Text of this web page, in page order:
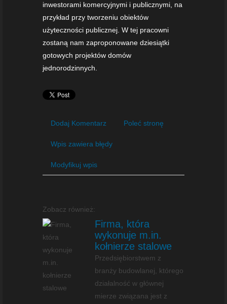
inwestorami komercyjnymi i publicznymi, na
przykład przy tworzeniu obiektów
użyteczności publicznej. W tej pracowni
zostaną nam zaproponowane dziesiątki
gotowych projektów domów
jednorodzinnych.
Dodaj Komentarz Poleć stronę
Wpis zawiera błędy
Modyfikuj wpis
Zobacz również:
Firma, która
wykonuje m.in.
kołnierze stalowe
Przedsiębiorstwem z
branży budowlanej, którego
działalność w głównej
mierze związana jest z